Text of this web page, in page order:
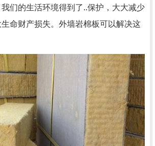
们的生活环境得到了..保护，大大减少
命财产损失。外墙岩棉板可以解决这